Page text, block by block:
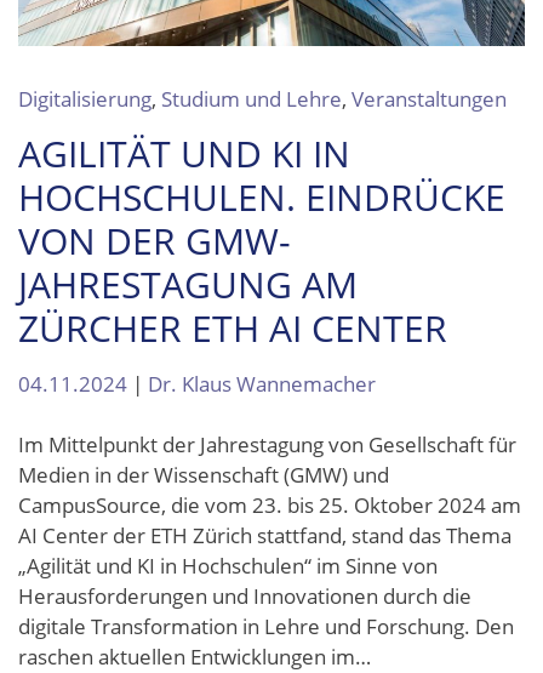
Digitalisierung, Studium und Lehre, Veranstaltungen
AGILITÄT UND KI IN
HOCHSCHULEN. EINDRÜCKE
VON DER GMW-
JAHRESTAGUNG AM
ZÜRCHER ETH AI CENTER
04.11.2024 | Dr. Klaus Wannemacher
Im Mittelpunkt der Jahrestagung von Gesellschaft für
Medien in der Wissenschaft (GMW) und
CampusSource, die vom 23. bis 25. Oktober 2024 am
AI Center der ETH Zürich stattfand, stand das Thema
„Agilität und KI in Hochschulen“ im Sinne von
Herausforderungen und Innovationen durch die
digitale Transformation in Lehre und Forschung. Den
raschen aktuellen Entwicklungen im…